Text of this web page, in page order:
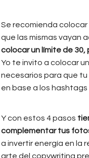
Se recomienda
que las mismas vayan
colocar un límite de
Yo te invito a colocar
necesarios para que
en base a los
Y con estos 4 pasos
complementar tus
a invertir energía en la
arte del copywriting